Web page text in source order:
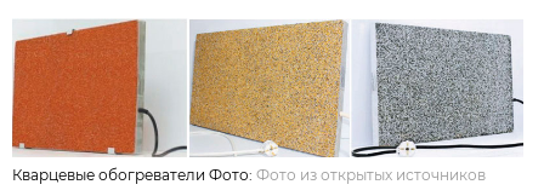
Кварцевые обогреватели Фото:Фото из открытых источников